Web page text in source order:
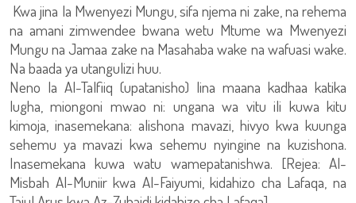
Kwa jina la Mwenyezi Mungu, sifa njema ni zake, na rehema
na amani zimwendee bwana wetu Mtume wa Mwenyezi
Mungu na Jamaa zake na Masahaba wake na wafuasi wake.
Na baada ya utangulizi huu.
Neno la Al-Talfiiq (upatanisho) lina maana kadhaa katika
lugha, miongoni mwao ni: ungana wa vitu ili kuwa kitu
kimoja, inasemekana: alishona mavazi, hivyo kwa kuunga
sehemu ya mavazi kwa sehemu nyingine na kuzishona.
Inasemekana kuwa watu wamepatanishwa. [Rejea: Al-
Misbah Al-Muniir kwa Al-Faiyumi, kidahizo cha Lafaqa, na